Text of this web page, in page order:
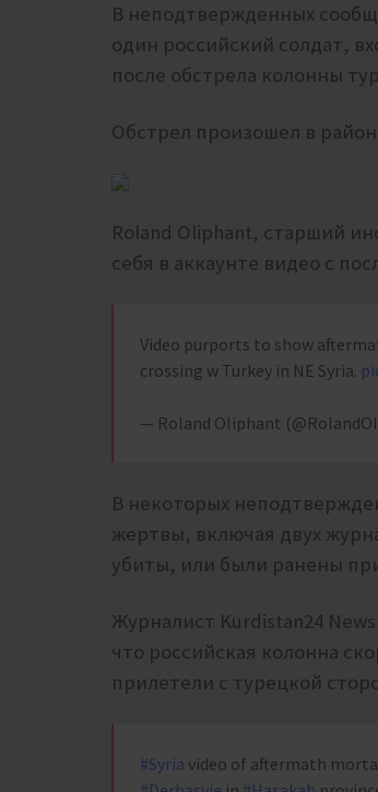
В неподтвержденных
один российский солдат,
после обстрела колонны
Обстрел произошел в
Roland Oliphant, старший
себя в аккаунте видео с
Video purports to show
crossing w Turkey in NE Syria.
— Roland Oliphant
В некоторых
жертвы, включая двух
убиты, или были ранены
Журналист Kurdistan24
что российская колонна
прилетели с турецкой
#Syria video of aftermath